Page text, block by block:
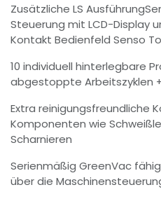
Zusätzliche LS
Steuerung mit LCD-Display
Kontakt Bedienfeld Senso
10 individuell hinterlegbare
abgestoppte Arbeitszyklen
Extra reinigungsfreundliche
Komponenten wie
Scharnieren
Serienmäßig GreenVac
über die